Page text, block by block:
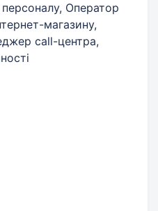
Оператор
магазину,
call-центра,